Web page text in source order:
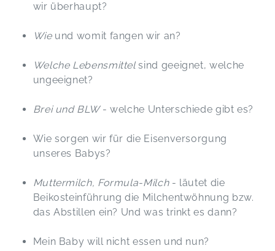
wir überhaupt?
Wieund womit fangen wir an?
Welche Lebensmittelsind geeignet, welche
ungeeignet?
Brei und BLW- welche Unterschiede gibt es?
Wie sorgen wir für die Eisenversorgung
unseres Babys?
Muttermilch, Formula-Milch- läutet die
Beikosteinführung die Milchentwöhnung bzw.
das Abstillen ein? Und was trinkt es dann?
Mein Baby will nicht essen und nun?